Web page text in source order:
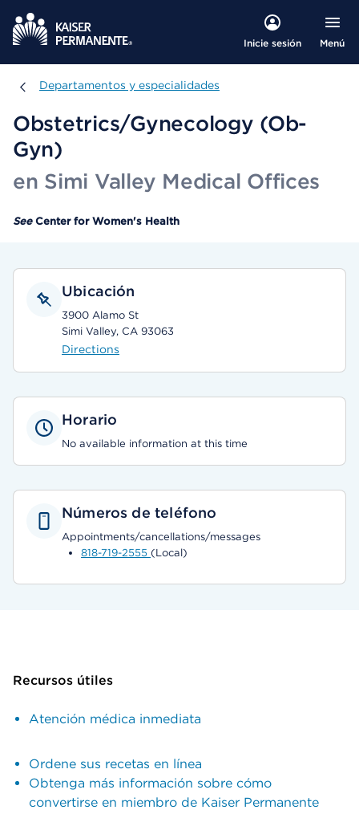
Inicie sesión Menú
Departamentos y especialidades
Departamentos y especialidades
Obstetrics/Gynecology (Ob-
Gyn)
en Simi Valley Medical Offices
See Center for Women's Health
Ubicación
3900 Alamo St
Simi Valley, CA 93063
Directions
Horario
No available information at this time
Números de teléfono
Appointments/cancellations/messages
818-719-2555 (Local)
Recursos útiles
Atención médica inmediata
Ordene sus recetas en línea
Obtenga más información sobre cómo
convertirse en miembro de Kaiser Permanente